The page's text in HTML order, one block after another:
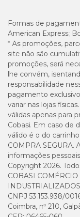
Posso usar
Sim, ocomedouro
que esteja em boas
frequência.
Tigelas riscadas ou
as fissuras podem
risco dealergiasou
Qual é o melhor
cachorro?
De modo geral, os
os mais indicados
fáceis de limpar e
proliferação de
Formas de
American Express;
* As promoções,
site não são
promoções, será
lhe convém,
responsabilidade
pagamento
variar nas lojas
válidas apenas para
Cobasi. Em caso de
válido é o do
COMPRA SEGURA.
informações
Copyright 2026.
COBASI
CNPJ 53.153.938/
Coimbra, nº 210,